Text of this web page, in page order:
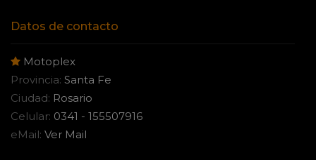
Datos de contacto
Motoplex
Provincia: Santa Fe
Ciudad: Rosario
Celular: 0341 - 155507916
eMail: Ver Mail